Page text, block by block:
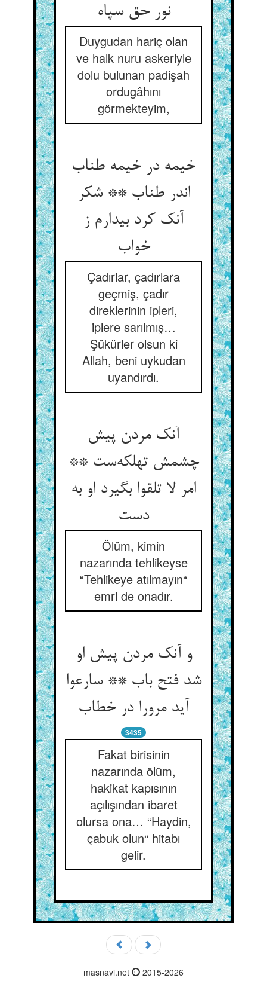
نور حق سپاه
Duygudan hariç olan
ve halk nuru askeriyle
dolu bulunan padişah
ordugâhını
görmekteyim,
خیمه در خیمه طناب
اندر طناب ** شکر
آنک کرد بیدارم ز
خواب
Çadırlar, çadırlara
geçmiş, çadır
direklerinin ipleri,
iplere sarılmış…
Şükürler olsun ki
Allah, beni uykudan
uyandırdı.
آنک مردن پیش
چشمش تهلکه‌ست **
امر لا تلقوا بگیرد او به
دست
Ölüm, kimin
nazarında tehlikeyse
“Tehlikeye atılmayın“
emri de onadır.
و آنک مردن پیش او
شد فتح باب ** سارعوا
آید مرورا در خطاب
3435
Fakat birisinin
nazarında ölüm,
hakikat kapısının
açılışından ibaret
olursa ona… “Haydin,
çabuk olun“ hitabı
gelir.
masnavi.net 2015-2026